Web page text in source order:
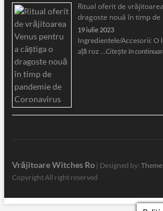
Ritual oferit de
dragoste nouă în timp
19 iulie 2023
Ingredientele/Accesorii: O
aţă roz … Citește în
Vrăjitoare Witches Ro| Designed by:
Copyright All right reserved